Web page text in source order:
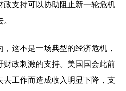
政支持可以协助阻止新一轮危机
这不是一场典型的经济危机，
财政刺激的支持。美国国会此前
去工作而造成收入明显下降，支